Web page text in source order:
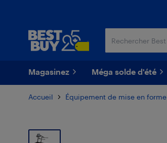
Magasinez Méga solde d'été
Accueil Équipement de mise en forme